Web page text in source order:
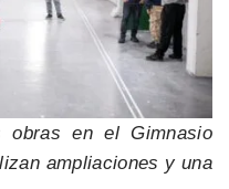
obras en el Gimnasio
ampliaciones y una